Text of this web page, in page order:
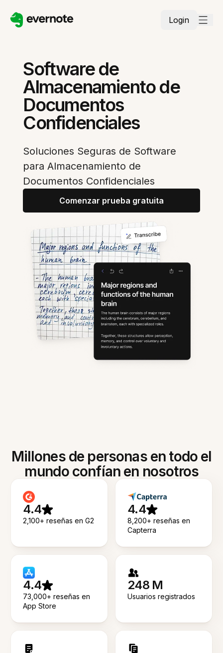
Login
Software de
Almacenamiento de
Documentos
Confidenciales
Soluciones Seguras de Software
para Almacenamiento de
Documentos Confidenciales
Comenzar prueba gratuita
Millones de personas en todo el
mundo confían en nosotros
4.4
2,100+ reseñas en G2
4.4
8,200+ reseñas en
Capterra
4.4
73,000+ reseñas en
App Store
248 M
Usuarios registrados